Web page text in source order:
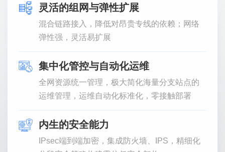
灵活的组网与弹性扩展
混合链路接入，降低对昂贵专线的依赖；网络
弹性强，灵活易扩展
集中化管控与自动化运维
全网资源统一管理，极大简化海量分支站点的
运维管理，运维自动化标准化，零接触部署
内生的安全能力
IPsec端到端加密，集成防火墙、IPS，精细化